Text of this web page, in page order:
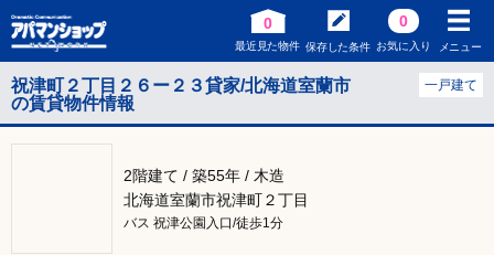
0
最近見た物件 保存した条件
0
お気に入り メニュー
祝津町２丁目２６ー２３貸家/北海道室蘭市
の賃貸物件情報
一戸建て
2階建て / 築55年 / 木造
北海道室蘭市祝津町２丁目
バス 祝津公園入口/徒歩1分